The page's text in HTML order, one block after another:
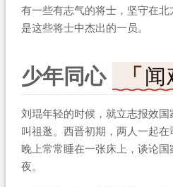
有一些有志气的将士，坚守在
是这些将士中杰出的一员。
少年同心 闻
刘琨年轻的时候，就立志报效
叫祖逖。西晋初期，两人一起在
晚上常常睡在一张床上，谈论
夜。